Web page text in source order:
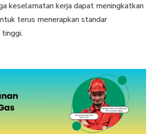
keselamatan kerja dapat meningkatkan
terus menerapkan standar